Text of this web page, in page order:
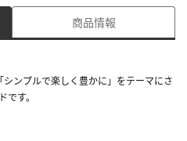
商品情報
シンプルで楽しく豊かに」をテーマにさ
す。